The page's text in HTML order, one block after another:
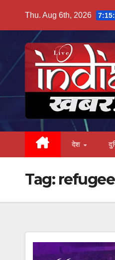
Thu. Aug 6th, 2026
देश
Tag: